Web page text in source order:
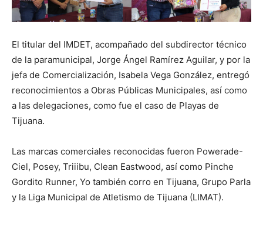
El titular del IMDET, acompañado del subdirector técnico
de la paramunicipal, Jorge Ángel Ramírez Aguilar, y por la
jefa de Comercialización, Isabela Vega González, entregó
reconocimientos a Obras Públicas Municipales, así como
a las delegaciones, como fue el caso de Playas de
Tijuana.
Las marcas comerciales reconocidas fueron Powerade-
Ciel, Posey, Triiibu, Clean Eastwood, así como Pinche
Gordito Runner, Yo también corro en Tijuana, Grupo Parla
y la Liga Municipal de Atletismo de Tijuana (LIMAT).